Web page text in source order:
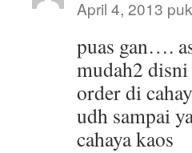
April 4, 2013
puas gan….
mudah2
order di
udh sampai
cahaya kaos